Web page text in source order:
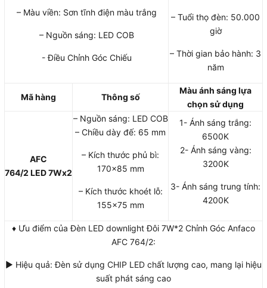
– Màu viền: Sơn tĩnh điện màu trắng
– Nguồn sáng: LED COB
- Điều Chỉnh Góc Chiếu
– Tuổi thọ đèn: 50.000
giờ
– Thời gian bảo hành: 3
năm
Mã hàng Thông số
Màu ánh sáng lựa
chọn sử dụng
AFC
764/2 LED7Wx2
– Nguồn sáng: LED COB
– Chiều dày đế: 65 mm
– Kích thước phủ bì:
170×85 mm
– Kích thước khoét lỗ:
155×75 mm
1- Ánh sáng trắng:
6500K
2- Ánh sáng vàng:
3200K
3- Ánh sáng trung tính:
4200K
♦ Ưu điểm của Đèn LED downlight Đôi 7W*2 Chỉnh Góc Anfaco
AFC 764/2:
► Hiệu quả: Đèn sử dụng CHIP LED chất lượng cao, mang lại hiệu
suất phát sáng cao